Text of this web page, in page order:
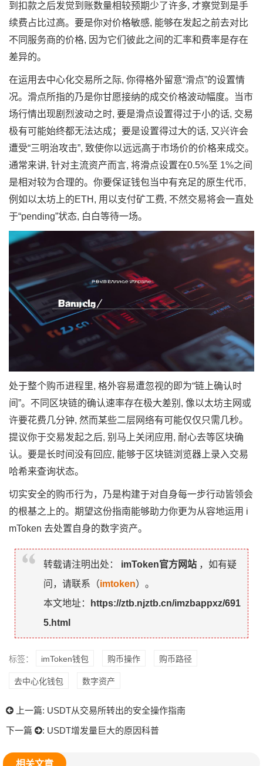
到扣款之后发觉到账数量相较预期少了许多, 才察觉到是手
续费占比过高。要是你对价格敏感, 能够在发起之前去对比
不同服务商的价格, 因为它们彼此之间的汇率和费率是存在
差异的。
在运用去中心化交易所之际, 你得格外留意“滑点”的设置情
况。滑点所指的乃是你甘愿接纳的成交价格波动幅度。当市
场行情出现剧烈波动之时, 要是滑点设置得过于小的话, 交易
极有可能始终都无法达成；要是设置得过大的话, 又兴许会
遭受“三明治攻击”, 致使你以远远高于市场价的价格来成交。
通常来讲, 针对主流资产而言, 将滑点设置在0.5%至 1%之间
是相对较为合理的。你要保证钱包当中有充足的原生代币,
例如以太坊上的ETH, 用以支付矿工费, 不然交易将会一直处
于“pending”状态, 白白等待一场。
处于整个购币进程里, 格外容易遭忽视的即为“链上确认时
间”。不同区块链的确认速率存在极大差别, 像以太坊主网或
许要花费几分钟, 然而某些二层网络有可能仅仅只需几秒。
提议你于交易发起之后, 别马上关闭应用, 耐心去等区块确
认。要是长时间没有回应, 能够于区块链浏览器上录入交易
哈希来查询状态。
切实安全的购币行为，乃是构建于对自身每一步行动皆领会
的根基之上的。期望这份指南能够助力你更为从容地运用 i
mToken 去处置自身的数字资产。
转载请注明出处： imToken官方网站 ，如有疑
问，请联系（imtoken）。
本文地址：
https://ztb.njztb.cn/imzbappxz/691
5.html
标签： imToken钱包 购币操作 购币路径
去中心化钱包 数字资产
上一篇: USDT从交易所转出的安全操作指南
下一篇
: USDT增发量巨大的原因科普
相关文章